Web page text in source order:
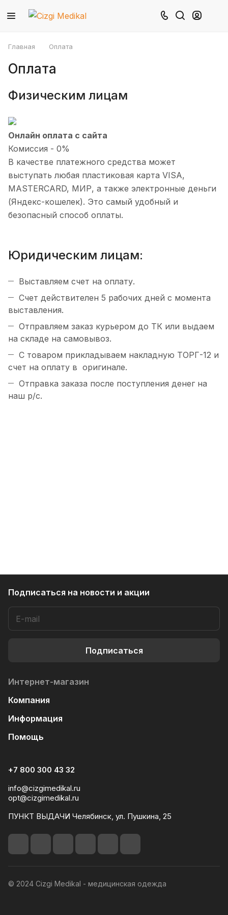
Главная Оплата
Оплата
Физическим лицам
Онлайн оплата с сайта
Комиссия - 0%
В качестве платежного средства может
выступать любая пластиковая карта VISA,
MASTERCARD, МИР, а также электронные деньги
(Яндекс-кошелек). Это самый удобный и
безопасный способ оплаты.
Юридическим лицам:
Выставляем счет на оплату.
Счет действителен 5 рабочих дней с момента
выставления.
Отправляем заказ курьером до ТК или выдаем
на складе на самовывоз.
С товаром прикладываем накладную ТОРГ-12 и
счет на оплату в оригинале.
Отправка заказа после поступления денег на
наш р/c.
Подписаться на новости и акции
Подписаться
Интернет-магазин
Компания
Информация
Помощь
+7 800 300 43 32
info@cizgimedikal.ru
opt@cizgimedikal.ru
ПУНКТ ВЫДАЧИ Челябинск, ул. Пушкина, 25
© 2024 Cizgi Medikal - медицинская одежда